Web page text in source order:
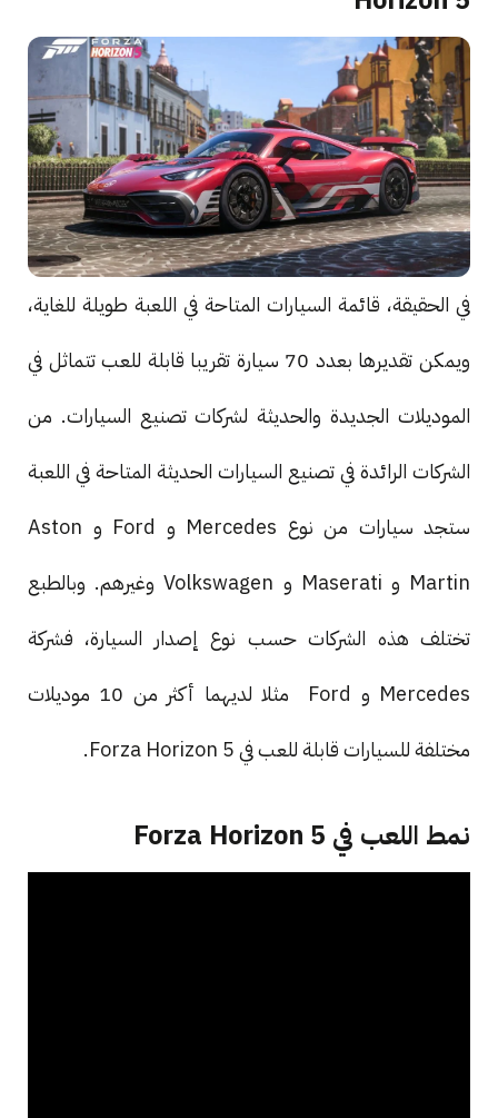
في الحقيقة، قائمة السيارات المتاحة في اللعبة طويلة للغاية،
ويمكن تقديرها بعدد 70 سيارة تقريبا قابلة للعب تتماثل في
الموديلات الجديدة والحديثة لشركات تصنيع السيارات. من
الشركات الرائدة في تصنيع السيارات الحديثة المتاحة في اللعبة
ستجد سيارات من نوع Mercedes و Ford و Aston
Martin و Maserati و Volkswagen وغيرهم. وبالطبع
تختلف هذه الشركات حسب نوع إصدار السيارة، فشركة
Mercedes و Ford مثلا لديهما أكثر من 10 موديلات
مختلفة للسيارات قابلة للعب في Forza Horizon 5.
نمط اللعب في Forza Horizon 5